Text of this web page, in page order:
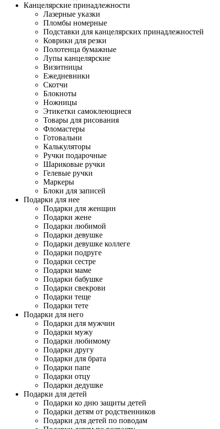
Канцелярские принадлежности
Лазерные указки
Пломбы номерные
Подставки для канцелярских принадлежностей
Коврики для резки
Полотенца бумажные
Лупы канцелярские
Визитницы
Ежедневники
Скотчи
Блокноты
Ножницы
Этикетки самоклеющиеся
Товары для рисования
Фломастеры
Готовальни
Калькуляторы
Ручки подарочные
Шариковые ручки
Гелевые ручки
Маркеры
Блоки для записей
Подарки для нее
Подарки для женщин
Подарки жене
Подарки любимой
Подарки девушке
Подарки девушке коллеге
Подарки подруге
Подарки сестре
Подарки маме
Подарки бабушке
Подарки свекрови
Подарки теще
Подарки тете
Подарки для него
Подарки для мужчин
Подарки мужу
Подарки любимому
Подарки другу
Подарки для брата
Подарки папе
Подарки отцу
Подарки дедушке
Подарки для детей
Подарки ко дню защиты детей
Подарки детям от родственников
Подарки для детей по поводам